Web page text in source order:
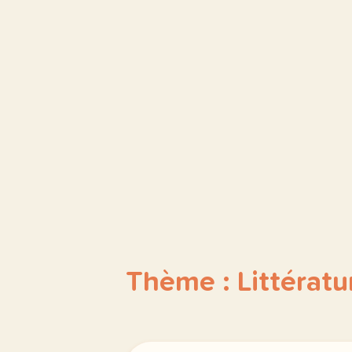
Thème :